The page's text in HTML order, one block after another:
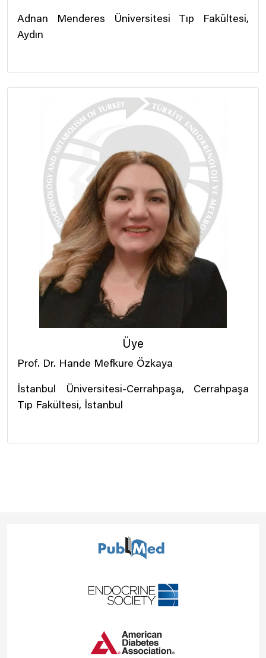
Adnan Menderes Üniversitesi Tıp Fakültesi,
Aydın
Üye
Prof. Dr. Hande Mefkure Özkaya
İstanbul Üniversitesi-Cerrahpaşa, Cerrahpaşa
Tıp Fakültesi, İstanbul